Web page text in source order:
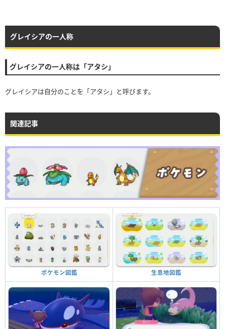
グレイシアの一人称
グレイシアの一人称は「アタシ」
グレイシアは自分のことを「アタシ」と呼びます。
関連記事
ポケモン図鑑 生息地図鑑